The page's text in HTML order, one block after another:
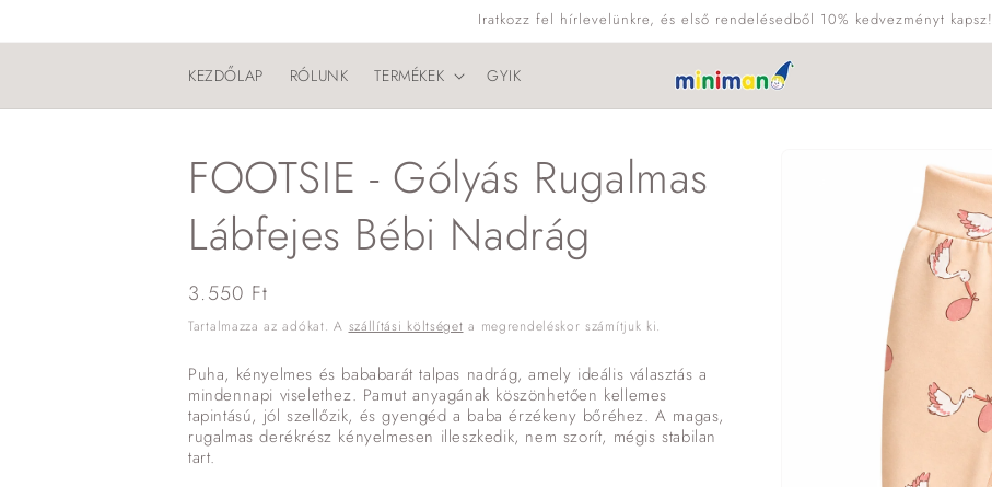
Iratkozz fel hírlevelünkre, és első rendelésedből 10% kedvezményt kapsz!
KEZDŐLAP RÓLUNK TERMÉKEK GYIK
FOOTSIE - Gólyás Rugalmas
Lábfejes Bébi Nadrág
Normál
ár
3.550 Ft
Tartalmazza az adókat. A szállítási költséget a megrendeléskor számítjuk ki.
Puha, kényelmes és bababarát talpas nadrág, amely ideális választás a
mindennapi viselethez. Pamut anyagának köszönhetően kellemes
tapintású, jól szellőzik, és gyengéd a baba érzékeny bőréhez. A magas,
rugalmas derékrész kényelmesen illeszkedik, nem szorít, mégis stabilan
tart.